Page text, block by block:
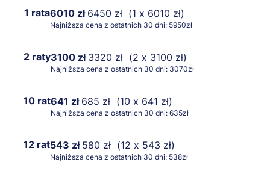
1 rata6010 zł6450 zł (1 x 6010 zł)
Najniższa cena z ostatnich 30 dni: 5950zł
2 raty3100 zł3320 zł (2 x 3100 zł)
Najniższa cena z ostatnich 30 dni: 3070zł
10 rat641 zł685 zł (10 x 641 zł)
Najniższa cena z ostatnich 30 dni: 635zł
12 rat543 zł580 zł (12 x 543 zł)
Najniższa cena z ostatnich 30 dni: 538zł